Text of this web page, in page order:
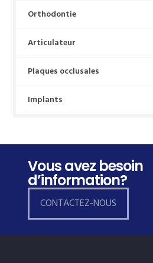
Orthodontie
Articulateur
Plaques occlusales
Implants
Vous avez besoin
d’information?
CONTACTEZ-NOUS